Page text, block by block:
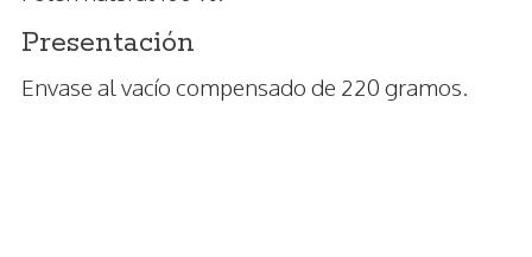
Presentación
Envase al vacío compensado de 220 gramos.